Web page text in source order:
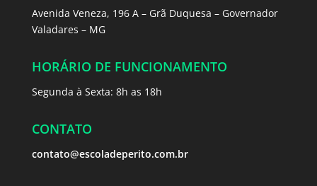
Avenida Veneza, 196 A – Grã Duquesa – Governador
Valadares – MG
HORÁRIO DE FUNCIONAMENTO
Segunda à Sexta: 8h as 18h
CONTATO
contato@escoladeperito.com.br